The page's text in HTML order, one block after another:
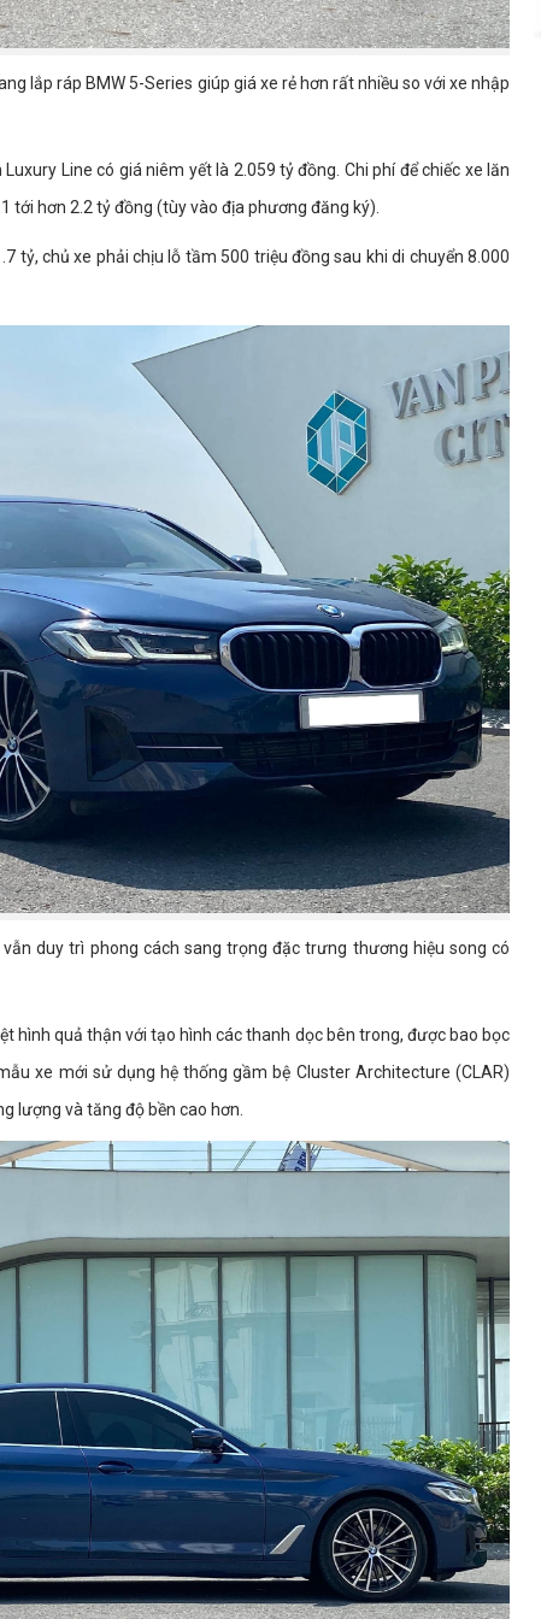
lắp ráp BMW 5-Series giúp giá xe rẻ hơn rất nhiều so với xe nhập
Line có giá niêm yết là 2.059 tỷ đồng. Chi phí để chiếc xe lăn
tới hơn 2.2 tỷ đồng (tùy vào địa phương đăng ký).
tỷ, chủ xe phải chịu lỗ tầm 500 triệu đồng sau khi di chuyển 8.000
duy trì phong cách sang trọng đặc trưng thương hiệu song có
hình quả thận với tạo hình các thanh dọc bên trong, được bao bọc
xe mới sử dụng hệ thống gầm bệ Cluster Architecture (CLAR)
lượng và tăng độ bền cao hơn.